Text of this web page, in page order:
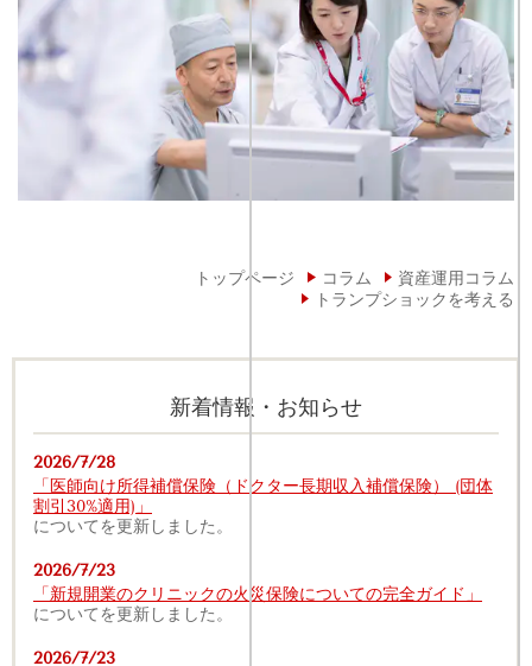
トップページ コラム
資産運用コラム
トランプショックを考える
新着情報・お知らせ
2026/7/28
「医師向け所得補償保険（ドクター長期収入補償保険） (団体
割引30%適用)」
についてを更新しました。
2026/7/23
「新規開業のクリニックの火災保険についての完全ガイド」
についてを更新しました。
2026/7/23